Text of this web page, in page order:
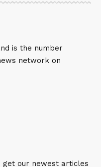
is the number
network on
our newest articles